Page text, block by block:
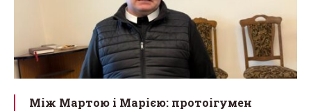
Між Мартою і Марією: протоігумен